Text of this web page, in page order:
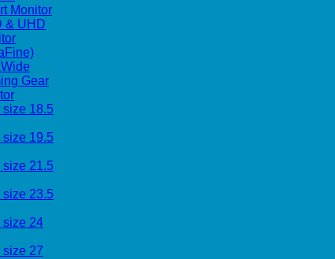
Monitor
& UHD
Gear
size 18.5
size 19.5
size 21.5
size 23.5
size 24
size 27